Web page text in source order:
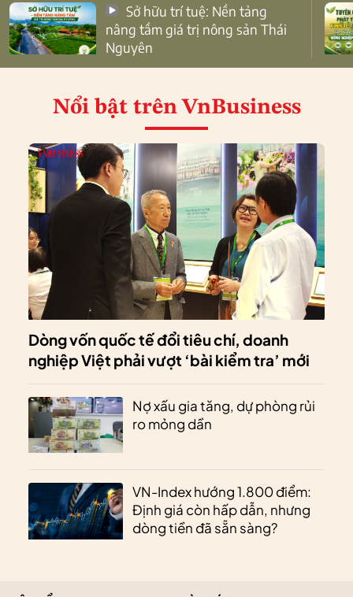
nâng tầm giá trị nông sản Thái
Nguyên
Nổi bật trên VnBusiness
Dòng vốn quốc tế đổi tiêu chí, doanh
nghiệp Việt phải vượt ‘bài kiểm tra’ mới
Nợ xấu gia tăng, dự phòng rủi
ro mỏng dần
VN-Index hướng 1.800 điểm:
Định giá còn hấp dẫn, nhưng
dòng tiền đã sẵn sàng?